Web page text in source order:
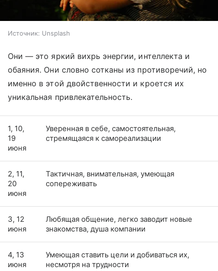
Источник: Unsplash
Они — это яркий вихрь энергии, интеллекта и
обаяния. Они словно сотканы из противоречий, но
именно в этой двойственности и кроется их
уникальная привлекательность.
1, 10,
19
июня
Уверенная в себе, самостоятельная,
стремящаяся к самореализации
2, 11,
20
июня
Тактичная, внимательная, умеющая
сопереживать
3, 12
июня
Любящая общение, легко заводит новые
знакомства, душа компании
4, 13
июня
Умеющая ставить цели и добиваться их,
несмотря на трудности